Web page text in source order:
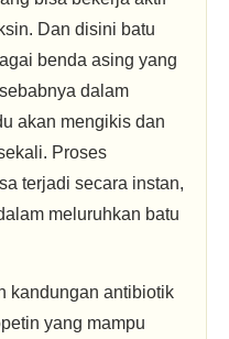
Dan disini batu
benda asing yang
dalam
akan mengikis dan
Proses
terjadi secara instan,
meluruhkan batu
kandungan antibiotik
yang mampu